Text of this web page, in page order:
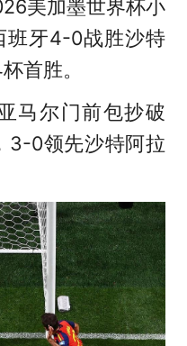
美加墨世界杯小
班牙4-0战胜沙特
首胜。
马尔门前包抄破
3-0领先沙特阿拉